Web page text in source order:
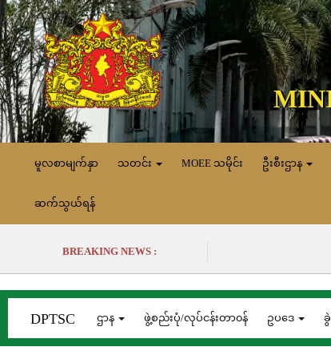
မူလစာမျက်နှာ သတင်း MOEE သမိုင်း ဦးစီးဌာန
ဆက်သွယ်ရန်
BREAKING NEWS :
DPTSC ဌာန ဖွဲ့စည်းပုံ/လုပ်ငန်းတာ၀န် ဥပဒေ